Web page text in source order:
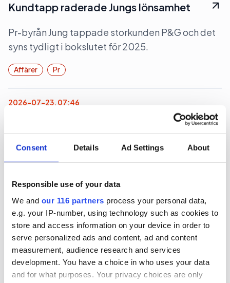
Consent Details Ad Settings About
Responsible use of your data
We and our 116 partners process your personal data,
e.g. your IP-number, using technology such as cookies to
store and access information on your device in order to
serve personalized ads and content, ad and content
measurement, audience research and services
development. You have a choice in who uses your data
and for what purposes. Your privacy choices are only
Kundtapp raderade Jungs lönsamhet
Pr-byrån Jung tappade storkunden P&G och det
syns tydligt i bokslutet för 2025.
Affärer Pr
2026-07-23, 07:46
Minskad lönsamhet på Hallvarsson
Pr-byrån Hallvarsson & Halvarsson tappade i
marginal och lönsamhet under 2025.
2026-07-20, 11:09
Kulturbyrå blir mindre
Kult PR, en pr-byrå nischad inom kultur, minskade
under sitt senaste räkenskapsår.